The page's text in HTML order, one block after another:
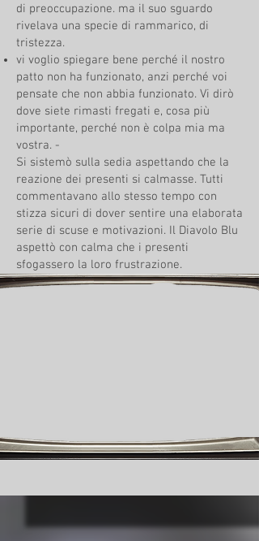
di preoccupazione. ma il suo sguardo
rivelava una specie di rammarico, di
tristezza.
vi voglio spiegare bene perché il nostro
patto non ha funzionato, anzi perché voi
pensate che non abbia funzionato. Vi dirò
dove siete rimasti fregati e, cosa più
importante, perché non è colpa mia ma
vostra. -
Si sistemò sulla sedia aspettando che la
reazione dei presenti si calmasse. Tutti
commentavano allo stesso tempo con
stizza sicuri di dover sentire una elaborata
serie di scuse e motivazioni. Il Diavolo Blu
aspettò con calma che i presenti
sfogassero la loro frustrazione.